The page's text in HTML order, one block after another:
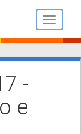
Toggle
-
e